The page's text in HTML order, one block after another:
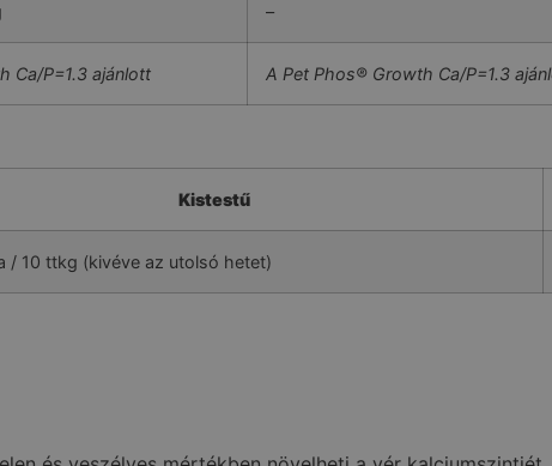
–
Ca/P=1.3 ajánlott A Pet Phos® Growth Ca/P=1.3
Kistestű
/ 10 ttkg (kivéve az utolsó hetet)